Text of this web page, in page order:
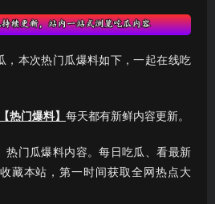
，本次热门瓜爆料如下，一起在线吃
【热门爆料】 每天都有新鲜内容更新。
热门瓜爆料内容。每日吃瓜、看最新
藏本站，第一时间获取全网热点大